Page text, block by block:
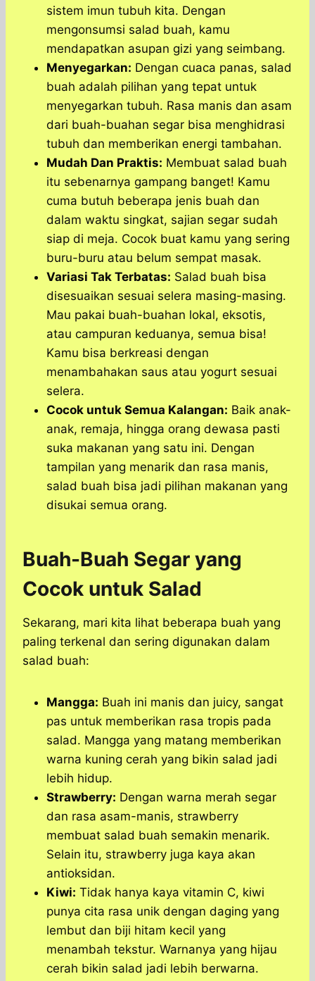
sistem imun tubuh kita. Dengan
mengonsumsi salad buah, kamu
mendapatkan asupan gizi yang seimbang.
Menyegarkan: Dengan cuaca panas, salad
buah adalah pilihan yang tepat untuk
menyegarkan tubuh. Rasa manis dan asam
dari buah-buahan segar bisa menghidrasi
tubuh dan memberikan energi tambahan.
Mudah Dan Praktis: Membuat salad buah
itu sebenarnya gampang banget! Kamu
cuma butuh beberapa jenis buah dan
dalam waktu singkat, sajian segar sudah
siap di meja. Cocok buat kamu yang sering
buru-buru atau belum sempat masak.
Variasi Tak Terbatas: Salad buah bisa
disesuaikan sesuai selera masing-masing.
Mau pakai buah-buahan lokal, eksotis,
atau campuran keduanya, semua bisa!
Kamu bisa berkreasi dengan
menambahakan saus atau yogurt sesuai
selera.
Cocok untuk Semua Kalangan: Baik anak-
anak, remaja, hingga orang dewasa pasti
suka makanan yang satu ini. Dengan
tampilan yang menarik dan rasa manis,
salad buah bisa jadi pilihan makanan yang
disukai semua orang.
Buah-Buah Segar yang
Cocok untuk Salad
Sekarang, mari kita lihat beberapa buah yang
paling terkenal dan sering digunakan dalam
salad buah:
Mangga: Buah ini manis dan juicy, sangat
pas untuk memberikan rasa tropis pada
salad. Mangga yang matang memberikan
warna kuning cerah yang bikin salad jadi
lebih hidup.
Strawberry: Dengan warna merah segar
dan rasa asam-manis, strawberry
membuat salad buah semakin menarik.
Selain itu, strawberry juga kaya akan
antioksidan.
Kiwi: Tidak hanya kaya vitamin C, kiwi
punya cita rasa unik dengan daging yang
lembut dan biji hitam kecil yang
menambah tekstur. Warnanya yang hijau
cerah bikin salad jadi lebih berwarna.